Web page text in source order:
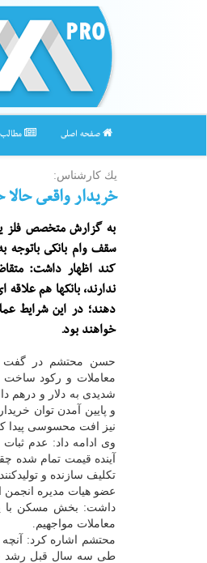
صفحه اصلی
یك كارشناس:
خریدار واقعی
به گزارش متخصص فلز
سقف وام بانکی باتوجه
کند اظهار داشت:
ندارند، بانکها هم
دهند؛ در این شرایط
خواهند بود.
حسن محتشم در گفت و
معاملات و رکود
شدیدی به دلار و درهم
و پایین آمدن توان
نیز افت محسوسی پیدا
وی ادامه داد: عدم
آینده قیمت تمام شده
تکلیف سازنده و
عضو هیات مدیره انجمن
داشت: بخش مسکن با
معاملات مواجهیم.
محتشم اشاره کرد:
طی سه سال قبل رشد